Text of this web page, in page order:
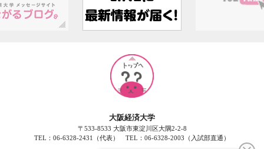
大阪経済大学
〒533-8533 大阪市東淀川区大隅2-2-8
TEL：06-6328-2431（代表） TEL：06-6328-2003（入試部直通）